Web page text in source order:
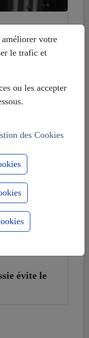
sur la
évite le
votre
le trafic et
ou les accepter
des Cookies